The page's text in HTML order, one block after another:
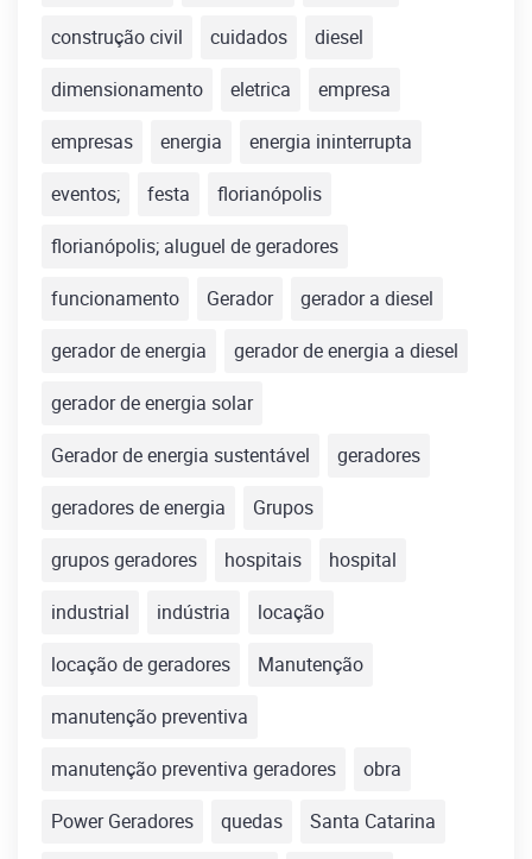
construção civil
cuidados
diesel
dimensionamento
eletrica
empresa
empresas
energia
energia ininterrupta
eventos;
festa
florianópolis
florianópolis; aluguel de geradores
funcionamento
Gerador
gerador a diesel
gerador de energia
gerador de energia a diesel
gerador de energia solar
Gerador de energia sustentável
geradores
geradores de energia
Grupos
grupos geradores
hospitais
hospital
industrial
indústria
locação
locação de geradores
Manutenção
manutenção preventiva
manutenção preventiva geradores
obra
Power Geradores
quedas
Santa Catarina